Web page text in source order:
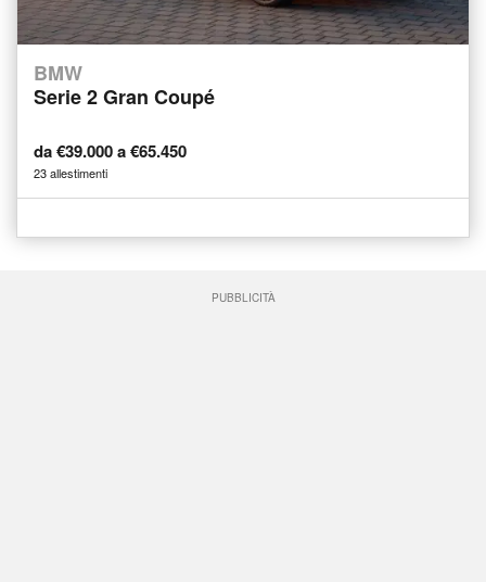
BMW
Serie 2 Gran Coupé
da €39.000 a €65.450
23 allestimenti
PUBBLICITÀ